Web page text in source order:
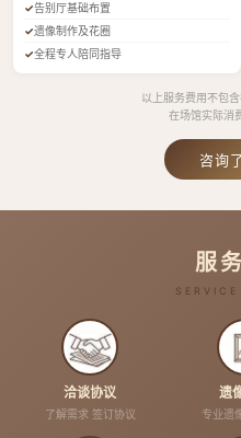
告别厅基础布置
遗像制作及花圈
全程专人陪同指导
以上服务费用不包
在场馆实际消
咨询
服
洽谈协议
了解需求 签订协议
遗
专业遗